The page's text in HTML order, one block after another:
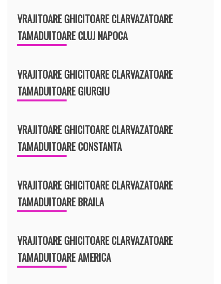
VRAJITOARE GHICITOARE CLARVAZATOARE
TAMADUITOARE CLUJ NAPOCA
VRAJITOARE GHICITOARE CLARVAZATOARE
TAMADUITOARE GIURGIU
VRAJITOARE GHICITOARE CLARVAZATOARE
TAMADUITOARE CONSTANTA
VRAJITOARE GHICITOARE CLARVAZATOARE
TAMADUITOARE BRAILA
VRAJITOARE GHICITOARE CLARVAZATOARE
TAMADUITOARE AMERICA